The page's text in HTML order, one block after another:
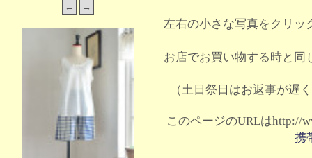
左右の小さな写真をクリッ
お店でお買い物する時と同
（土日祭日はお返事が遅
このページのURLはhttp://
携